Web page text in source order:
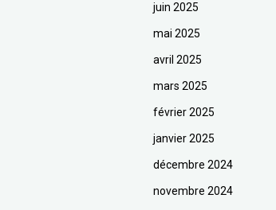
juin 2025
mai 2025
avril 2025
mars 2025
février 2025
janvier 2025
décembre 2024
novembre 2024